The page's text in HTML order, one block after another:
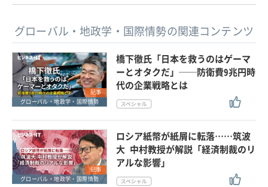
グローバル・地政学・国際情勢の関連コンテンツ
記事
グローバル・地政学・国際情勢
橋下徹氏「日本を救うのはゲーマ
ーとオタクだ」──防衛費9兆円時
代の企業戦略とは
記事
グローバル・地政学・国際情勢
ロシア紙幣が紙屑に転落……筑波
大 中村教授が解説「経済制裁のリ
アルな影響」